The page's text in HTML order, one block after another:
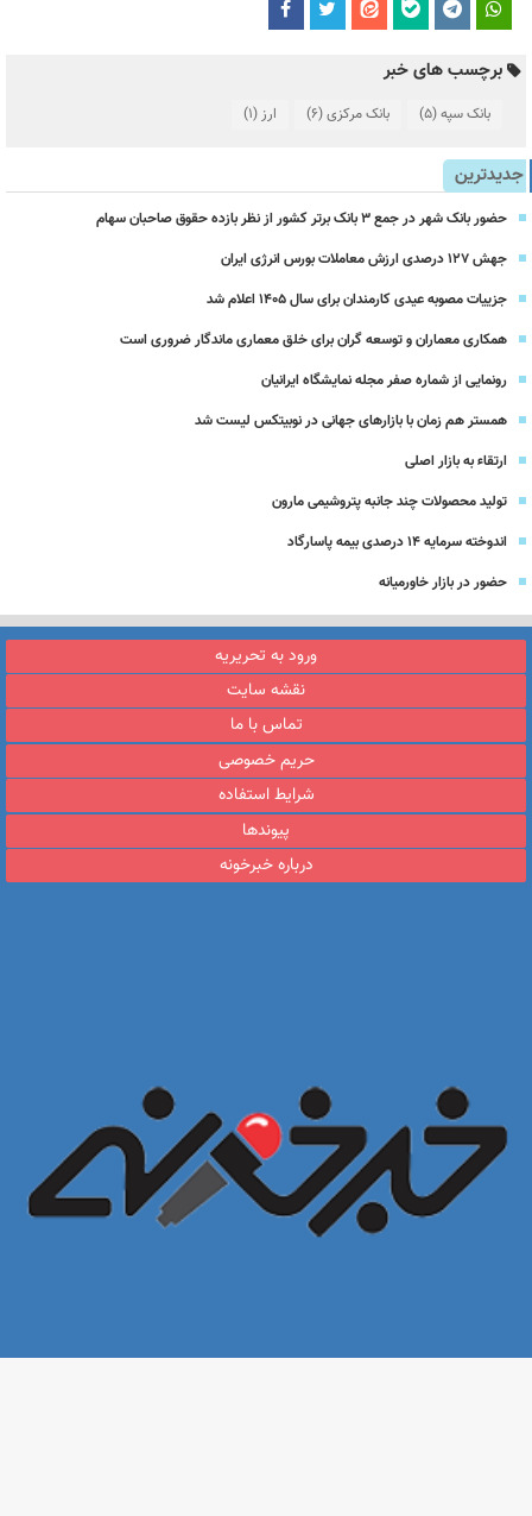
برچسب های خبر
بانک سپه(5) بانک مرکزی(6) ارز (1)
جدیدترین
حضور بانک شهر در جمع ۳ بانک برتر کشور از نظر بازده حقوق صاحبان سهام
جهش ۱۲۷ درصدی ارزش معاملات بورس انرژی ایران
جزییات مصوبه عیدی کارمندان برای سال 1405 اعلام شد
همکاری معماران و توسعه گران برای خلق معماری ماندگار ضروری است
رونمایی از شماره صفر مجله نمایشگاه ایرانیان
همستر هم زمان با بازارهای جهانی در نوبیتکس لیست شد
ارتقاء به بازار اصلی
تولید محصولات چند جانبه پتروشیمی مارون
اندوخته سرمایه 14 درصدی بیمه پاسارگاد
حضور در بازار خاورمیانه
ورود به تحریریه
نقشه سایت
تماس با ما
حریم خصوصی
شرایط استفاده
پیوندها
درباره خبرخونه